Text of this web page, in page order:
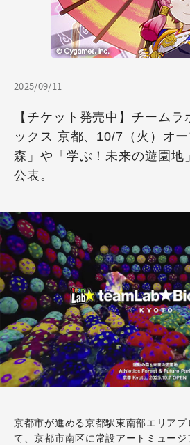
2025/09/11
【チケット発売中】チーム
ックス 京都、10/7（火）オ
森」や「学ぶ！未来の遊園地
公表。
京都市が進める京都駅東南部エリアプ
て、京都市南区に常設アートミュージ